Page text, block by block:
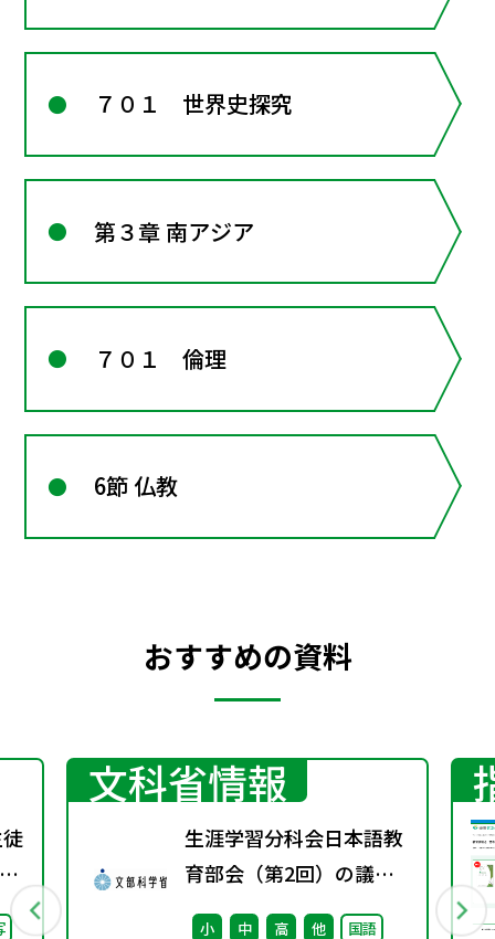
７０１ 世界史探究
第３章 南アジア
７０１ 倫理
6節 仏教
おすすめの資料
文科省情報
生涯学習分科会日本語教
育部会（第2回）の議事
録
小 中 高 他
国語